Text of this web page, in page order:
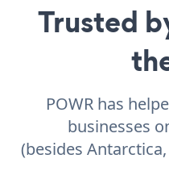
Trusted
POWR has
businesses
(besides